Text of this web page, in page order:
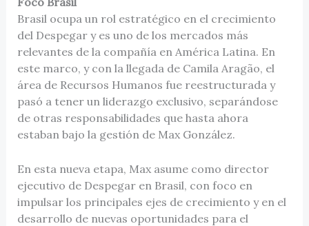
Brasil ocupa un rol estratégico en el crecimiento
del Despegar y es uno de los mercados más
relevantes de la compañía en América Latina. En
este marco, y con la llegada de Camila Aragão, el
área de Recursos Humanos fue reestructurada y
pasó a tener un liderazgo exclusivo, separándose
de otras responsabilidades que hasta ahora
estaban bajo la gestión de Max González.
En esta nueva etapa, Max asume como director
ejecutivo de Despegar en Brasil, con foco en
impulsar los principales ejes de crecimiento y en el
desarrollo de nuevas oportunidades para el